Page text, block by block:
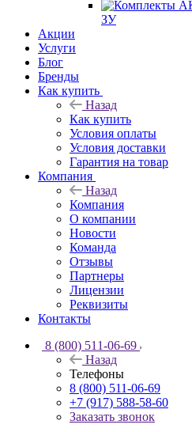
ЗУ
Акции
Услуги
Блог
Бренды
Как купить
Назад
Как купить
Условия оплаты
Условия доставки
Гарантия на товар
Компания
Назад
Компания
О компании
Новости
Команда
Отзывы
Партнеры
Лицензии
Реквизиты
Контакты
8 (800) 511-06-69
Назад
Телефоны
8 (800) 511-06-69
+7 (917) 588-58-60
Заказать звонок